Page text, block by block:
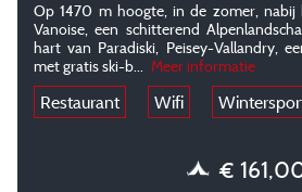
Op 1470 m hoogte, in de zomer, nabij
Vanoise, een schitterend
hart van Paradiski, Peisey-Vallandry,
met gratis ski-b...
Meer informatie
Restaurant Wifi
€